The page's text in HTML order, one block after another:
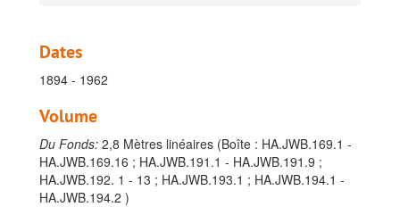
Dates
1894 - 1962
Volume
Du Fonds: 2,8 Mètres linéaires (Boîte : HA.JWB.169.1 -
HA.JWB.169.16 ; HA.JWB.191.1 - HA.JWB.191.9 ;
HA.JWB.192. 1 - 13 ; HA.JWB.193.1 ; HA.JWB.194.1 -
HA.JWB.194.2 )